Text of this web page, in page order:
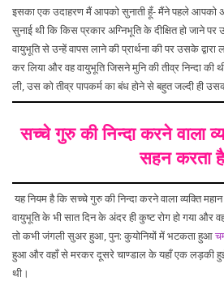
इसका एक उदाहरण मैं आपको सुनाती हूँ- मैंने पहले आपको
सुनाई थी कि किस प्रकार अग्निभूति के दीक्षित हो जाने पर
वायुभूति से उन्हें वापस लाने की प्रार्थना की पर उसके
कर लिया और वह वायुभूति जिसने मुनि की तीव्र निन्दा की
ली, उस को तीव्र पापकर्म का बंध होने से बहुत जल्दी ही
सच्चे गुरु की निन्दा करने वाला
सहन करता है
यह नियम है कि सच्चे गुरु की निन्दा करने वाला व्यक्ति
वायुभूति के भी सात दिन के अंदर ही कुष्ट रोग हो गया और
तो कभी जंगली सुअर हुआ, पुन: कुयोनियों में भटकता हुआ
हुआ और वहाँ से मरकर दूसरे चाण्डाल के यहाँ एक लड़की
थी।